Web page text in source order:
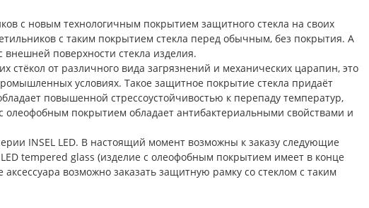
с новым технологичным покрытием защитного стекла на своих
с таким покрытием стекла перед обычным, без покрытия. А
поверхности стекла изделия.
от различного вида загрязнений и механических царапин, это
условиях. Такое защитное покрытие стекла придаёт
повышенной стрессоустойчивостью к перепаду температур,
олеофобным покрытием обладает антибактериальными свойствами и
INSEL LED. В настоящий момент возможны к заказу следующие
LED tempered glass (изделие с олеофобным покрытием имеет в конце
возможно заказать защитную рамку со стеклом с таким